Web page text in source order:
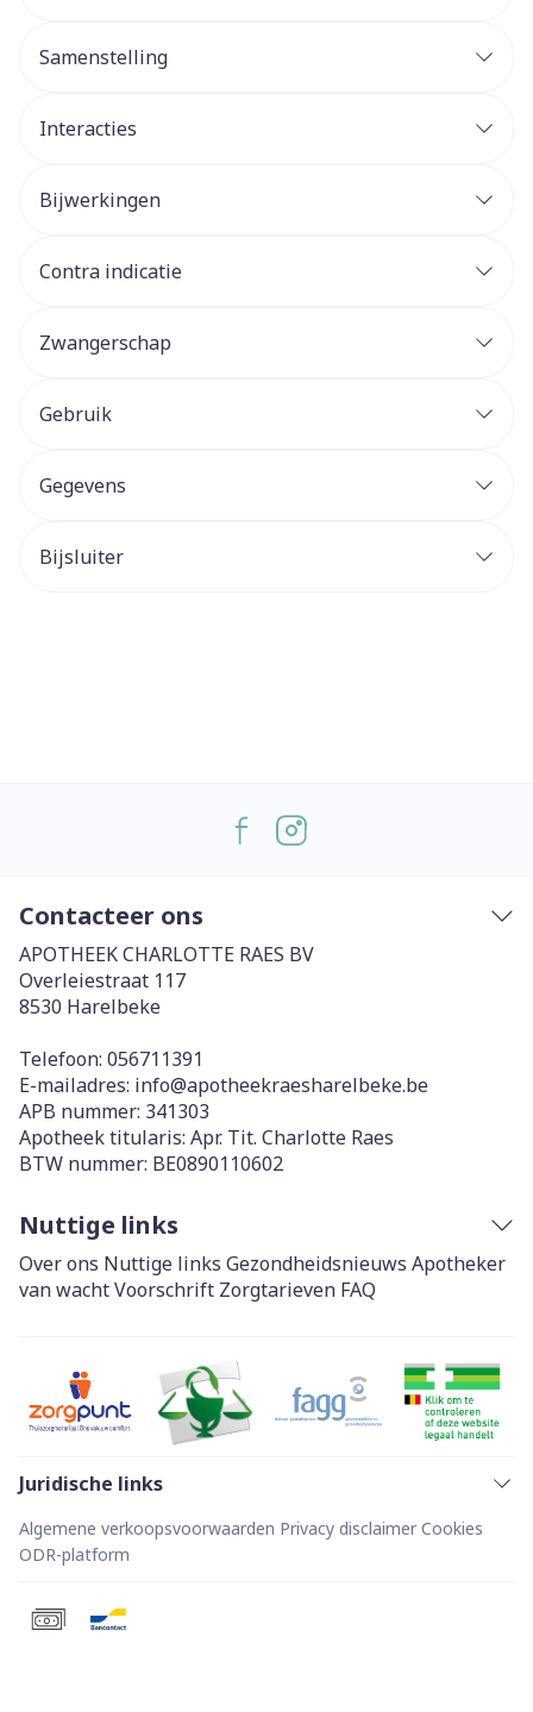
Samenstelling
Interacties
Bijwerkingen
Contra indicatie
Zwangerschap
Gebruik
Gegevens
Bijsluiter
Contacteer ons
APOTHEEK CHARLOTTE RAES BV
Overleiestraat 117
8530 Harelbeke
Telefoon: 056711391
E-mailadres: info@apotheekraesharelbeke.be
APB nummer: 341303
Apotheek titularis: Apr. Tit. Charlotte Raes
BTW nummer: BE0890110602
Nuttige links
Over ons Nuttige links Gezondheidsnieuws Apotheker
van wachtVoorschrift Zorgtarieven FAQ
Juridische links
Algemene verkoopsvoorwaarden Privacy disclaimer Cookies
ODR-platform